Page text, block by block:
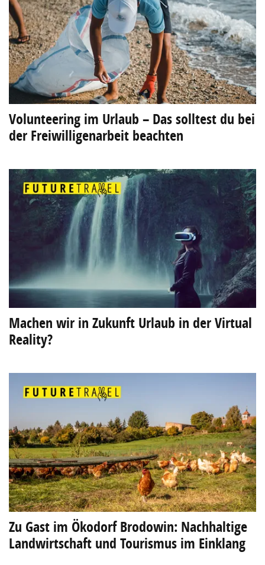
Volunteering im Urlaub – Das solltest du bei
der Freiwilligenarbeit beachten
Machen wir in Zukunft Urlaub in der Virtual
Reality?
Zu Gast im Ökodorf Brodowin: Nachhaltige
Landwirtschaft und Tourismus im Einklang